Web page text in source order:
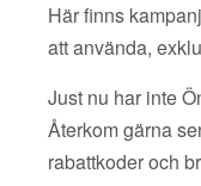
Här finns
att använda,
Just nu har inte
Återkom gärna
rabattkoder och